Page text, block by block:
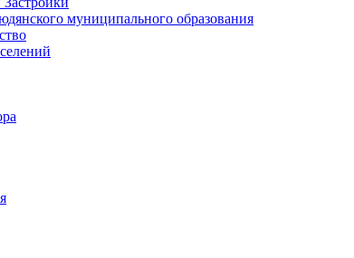
муниципального образования